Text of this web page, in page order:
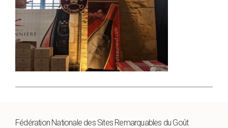
Fédération Nationale des Sites Remarquables du Goût